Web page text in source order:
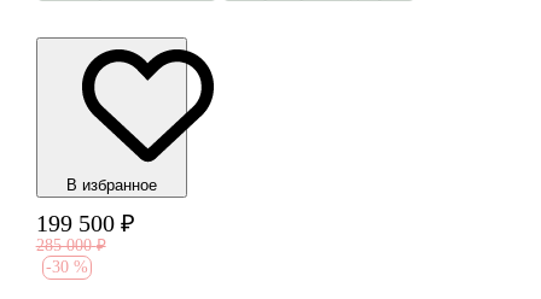
В избранноe
199 500 ₽
285 000 ₽
-30 %